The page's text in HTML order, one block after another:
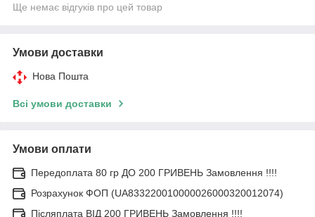
Ще немає відгуків про цей товар
Умови доставки
Нова Пошта
Всі умови доставки
Умови оплати
Передоплата 80 гр ДО 200 ГРИВЕНЬ Замовлення !!!!
Розрахунок ФОП (UA833220010000026000320012074)
Післяплата ВІД 200 ГРИВЕНЬ Замовлення !!!!